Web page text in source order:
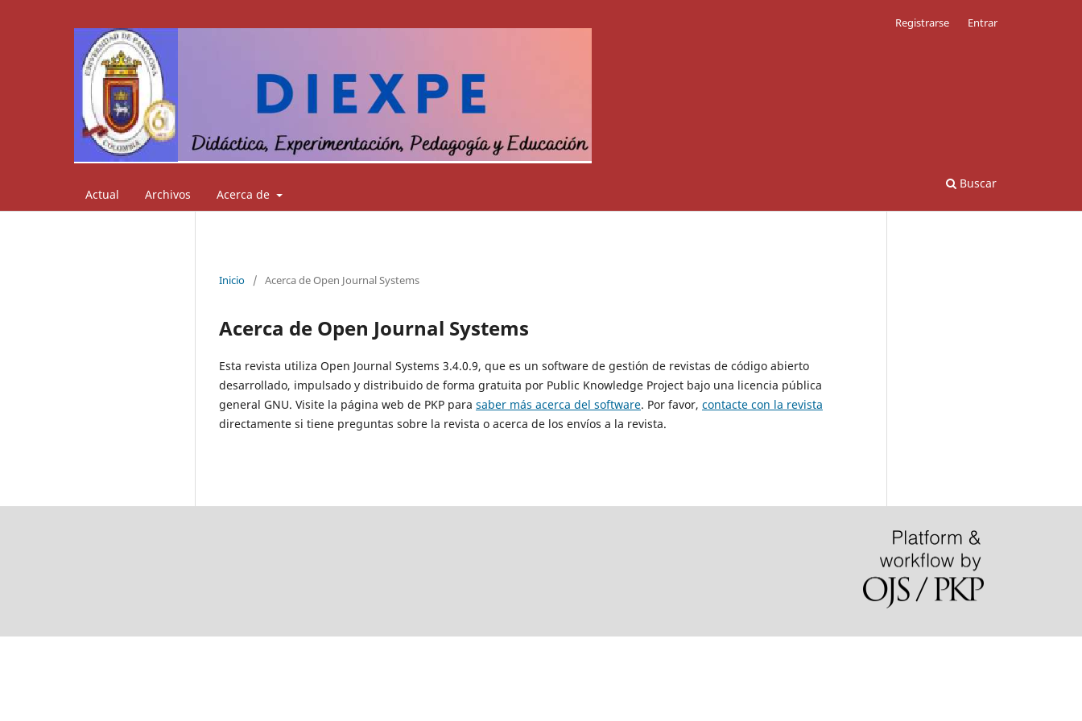
Actual Archivos Acerca de
Buscar
Registrarse Entrar
Inicio / Acerca de Open Journal Systems
Acerca de Open Journal Systems
Esta revista utiliza Open Journal Systems 3.4.0.9, que es un software de gestión de revistas de código abierto
desarrollado, impulsado y distribuido de forma gratuita por Public Knowledge Project bajo una licencia pública
general GNU. Visite la página web de PKP para saber más acerca del software. Por favor, contacte con la revista
directamente si tiene preguntas sobre la revista o acerca de los envíos a la revista.